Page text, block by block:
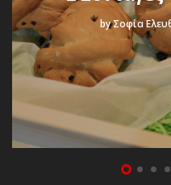
by Σοφία